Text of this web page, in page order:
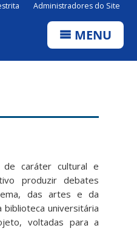
Administradores do Site
MENU
de caráter cultural e
produzir debates
das artes e da
universitária
voltadas para a